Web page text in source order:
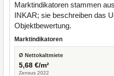
Marktindikatoren stammen
INKAR; sie beschreiben das
Objektbewertung.
Marktindikatoren
Ø Nettokaltmiete
5,68 €/m²
Zensus 2022